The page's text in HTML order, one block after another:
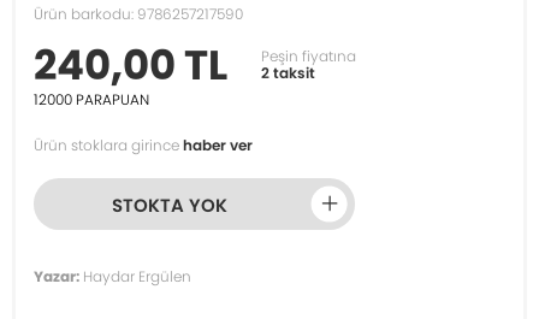
Ürün barkodu: 9786257217590
240,00 TL
Peşin fiyatına
2 taksit
12000 PARAPUAN
Ürün stoklara girincehaber ver
STOKTA YOK
Yazar: Haydar Ergülen